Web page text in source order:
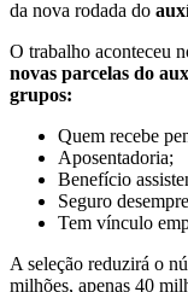
da nova rodada do
O trabalho aconteceu
novas parcelas do
grupos:
Quem recebe
Aposentadoria;
Benefício
Seguro
Tem vínculo
A seleção reduzirá o
milhões, apenas 40